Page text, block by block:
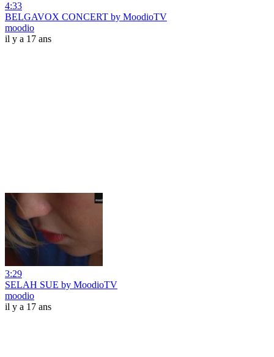
4:33
BELGAVOX CONCERT by MoodioTV
moodio
il y a 17 ans
3:29
SELAH SUE by MoodioTV
moodio
il y a 17 ans